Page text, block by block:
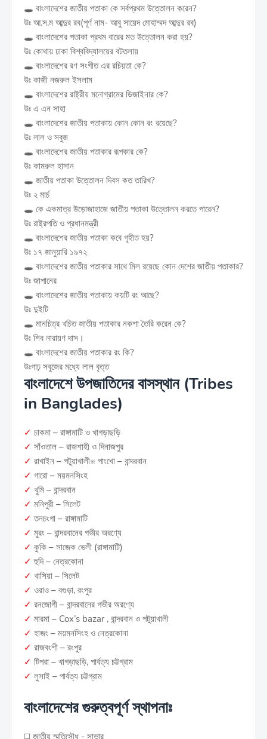
🕳️ বাংলাদেশের জাতীয় পতাকা কে সর্বপ্রথম উত্তোলন করেন?
উঃ আ.স.ম আব্দুর রব(পূর্ণ নাম- আবু সায়েদ মোহাম্মদ আব্দুর রব)
🕳️ বাংলাদেশের পতাকা প্রথম বারের মত উত্তোলন করা হয়?
উঃ কোথায় ঢাকা বিশ্ববিদ্যালয়ের বটতলায়
🕳️ বাংলাদেশের রণ সংগীত এর রচিয়তা কে?
উঃ কাজী নজরুল ইসলাম
🕳️ বাংলাদেশের রাষ্ট্রীয় মনোগ্রামের ডিজাইনার কে?
উঃ এ এন সাহা
🕳️ বাংলাদেশের জাতীয় পতাকায় কোন কোন রং রয়েছে?
উঃ লাল ও সবুজ
🕳️ বাংলাদেশের জাতীয় পতাকার রূপকার কে?
উঃ কামরুল হাসান
🕳️ জাতীয় পতাকা উত্তোলন দিবস কত তারিখ?
উঃ ২ মার্চ
🕳️ কে একমাত্র উড়োজাহাজে জাতীয় পতাকা উত্তোলন করতে পারেন?
উঃ রাষ্ট্রপতি ও প্রধানমন্ত্রী
🕳️ বাংলাদেশের জাতীয় পতাকা কবে গৃহীত হয়?
উঃ ১৭ জানুয়ারি ১৯৭২
🕳️ বাংলাদেশের জাতীয় পতাকার সাথে মিল রয়েছে কোন দেশের জাতীয় পতাকার?
উঃ জাপানের
🕳️ বাংলাদেশের জাতীয় পতাকায় কয়টি রং আছে?
উঃ দুইটি
🕳️ মানচিত্র খচিত জাতীয় পতাকার নকশা তৈরি করেন কে?
উঃ শিব নারায়ণ দাস।
🕳️ বাংলাদেশের জাতীয় পতাকার রং কি?
উঃগাঢ় সবুজের মধ্যে লাল বৃত্ত
বাংলাদেশে উপজাতিদের বাসস্থান (Tribes
in Banglades)
✓ চাকমা – রাঙ্গামাটি ও খাগড়াছড়ি
✓ সাঁওতাল – রাজশাহী ও দিনাজপুর
✓ রাখাইন – পটুয়াখালী※ পাংখো – বান্দরবান
✓ গারো – ময়মনসিংহ
✓ খুমি – বান্দরবান
✓ মনিপুরী – সিলেট
✓তনচংগা – রাঙ্গামাটি
✓ মুরং – বান্দরবানের গভীর অরণ্যে
✓ কুকি – সাজেক ভেলী (রাঙ্গামাটি)
✓হুদি – নেত্রকোনা
✓ খাসিয়া – সিলেট
✓ ওরাও – বগুড়া, রংপুর
✓ রনজোগী – বান্দরবানের গভীর অরণ্যে
✓ মারমা – Cox’s bazar , বান্দরবান ও পটুয়াখালী
✓ হাজং – ময়মনসিংহ ও নেত্রকোনা
✓ রাজবংশী – রংপুর
✓ টিপরা – খাগড়াছড়ি, পার্বত্য চট্টগ্রাম
✓ লুসাই – পার্বত্য চট্টগ্রাম
বাংলাদেশের গুরুত্বপূর্ণ স্থাপনাঃ